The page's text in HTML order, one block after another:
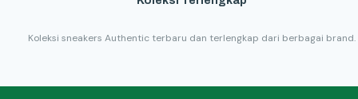
Koleksi sneakers Authentic terbaru dan terlengkap dari berbagai brand.